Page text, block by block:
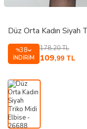
Düz Orta Kadın
%38
İNDIRIM
178,20TL
109,99 TL